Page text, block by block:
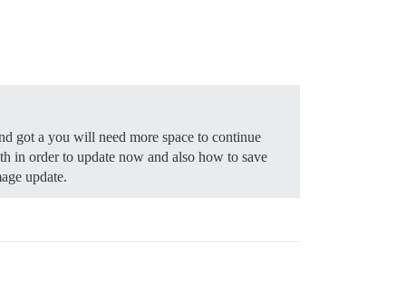
got a you will need more space to continue
in order to update now and also how to save
update.